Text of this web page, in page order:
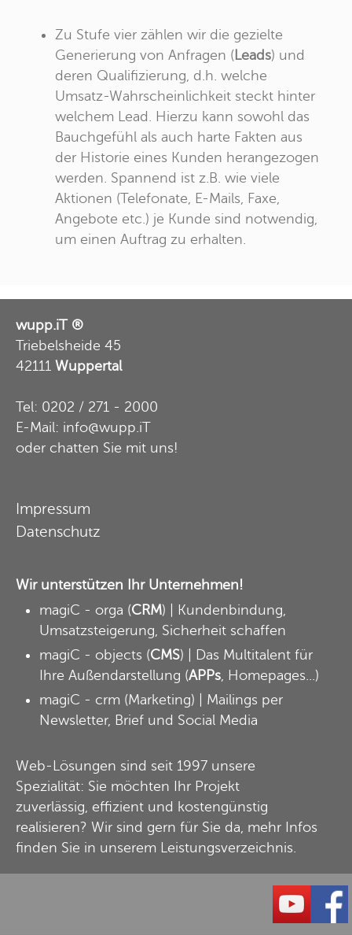
Zu Stufe vier zählen wir die gezielte
Generierung von Anfragen (Leads) und
deren Qualifizierung, d.h. welche
Umsatz-Wahrscheinlichkeit steckt hinter
welchem Lead. Hierzu kann sowohl das
Bauchgefühl als auch harte Fakten aus
der Historie eines Kunden herangezogen
werden. Spannend ist z.B. wie viele
Aktionen (Telefonate, E-Mails, Faxe,
Angebote etc.) je Kunde sind notwendig,
um einen Auftrag zu erhalten.
wupp.iT ®
Triebelsheide 45
42111 Wuppertal
Tel: 0202 / 271 - 2000
E-Mail: info@wupp.iT
oder chatten Sie mit uns!
Impressum
Datenschutz
Wir unterstützen Ihr Unternehmen!
magiC - orga (CRM) | Kundenbindung,
Umsatzsteigerung, Sicherheit schaffen
magiC - objects (CMS) | Das Multitalent für
Ihre Außendarstellung (APPs , Homepages...)
magiC - crm (Marketing) | Mailings per
Newsletter, Brief und Social Media
Web-Lösungen sind seit 1997 unsere
Spezialität: Sie möchten Ihr Projekt
zuverlässig, effizient und kostengünstig
realisieren? Wir sind gern für Sie da, mehr Infos
finden Sie in unserem Leistungsverzeichnis